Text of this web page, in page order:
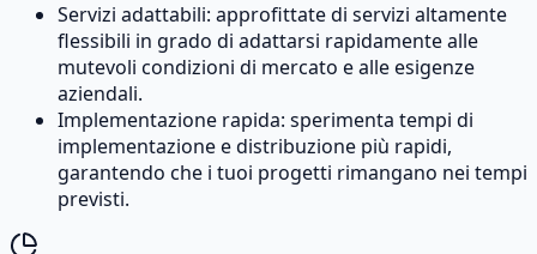
Servizi adattabili: approfittate di servizi altamente
flessibili in grado di adattarsi rapidamente alle
mutevoli condizioni di mercato e alle esigenze
aziendali.
Implementazione rapida: sperimenta tempi di
implementazione e distribuzione più rapidi,
garantendo che i tuoi progetti rimangano nei tempi
previsti.